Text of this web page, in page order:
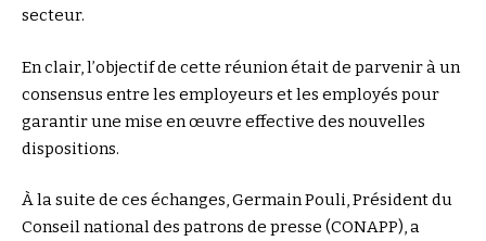
secteur.
En clair, l’objectif de cette réunion était de parvenir à un
consensus entre les employeurs et les employés pour
garantir une mise en œuvre effective des nouvelles
dispositions.
À la suite de ces échanges, Germain Pouli, Président du
Conseil national des patrons de presse (CONAPP), a